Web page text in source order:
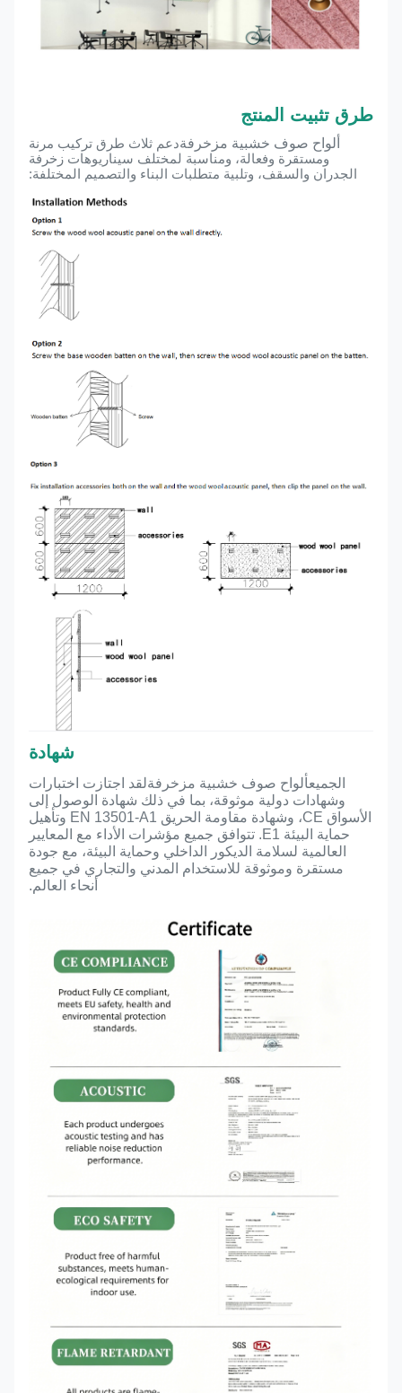
طرق تثبيت المنتج
ألواح صوف خشبية مزخرفةدعم ثلاث طرق تركيب مرنة
ومستقرة وفعالة، ومناسبة لمختلف سيناريوهات زخرفة
الجدران والسقف، وتلبية متطلبات البناء والتصميم المختلفة:
شهادة
الجميعألواح صوف خشبية مزخرفةلقد اجتازت اختبارات
وشهادات دولية موثوقة، بما في ذلك شهادة الوصول إلى
الأسواق CE، وشهادة مقاومة الحريق EN 13501-A1 وتأهيل
حماية البيئة E1. تتوافق جميع مؤشرات الأداء مع المعايير
العالمية لسلامة الديكور الداخلي وحماية البيئة، مع جودة
مستقرة وموثوقة للاستخدام المدني والتجاري في جميع
أنحاء العالم.